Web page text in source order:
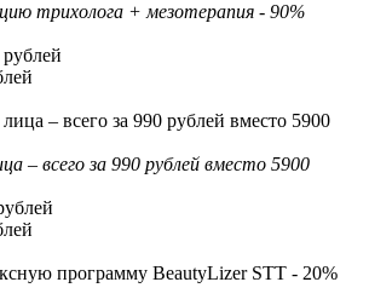
трихолога + мезотерапия - 90%
рублей
– всего за 990 рублей вместо 5900